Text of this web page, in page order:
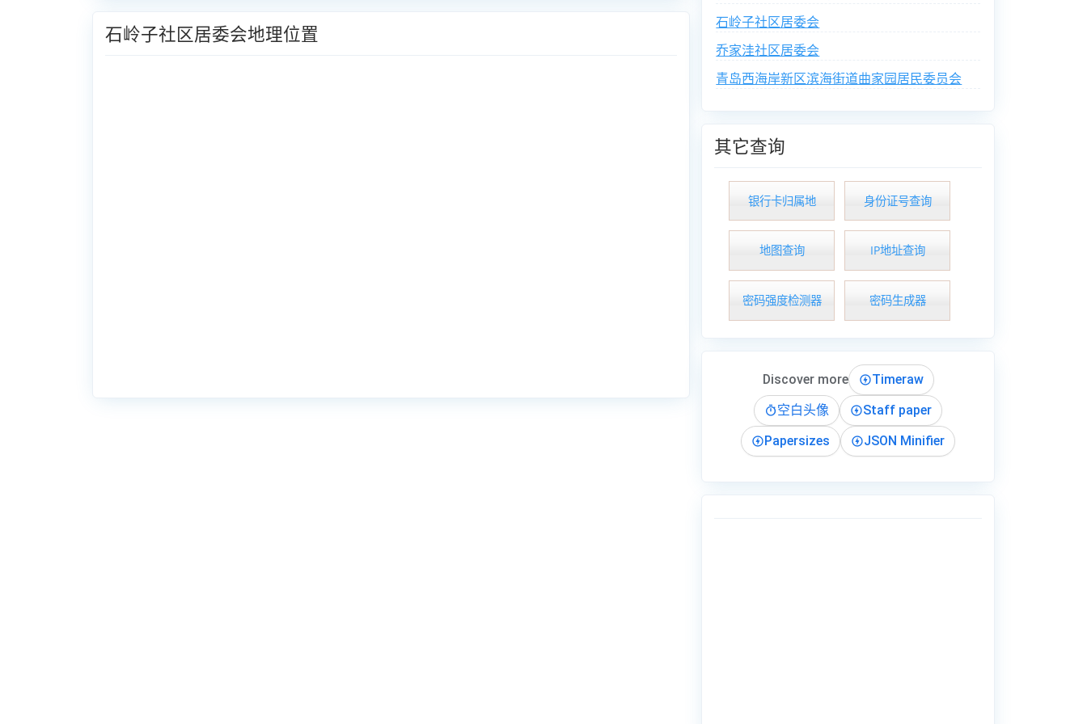
石岭子社区居委会地理位置
石岭子社区居委会
乔家洼社区居委会
青岛西海岸新区滨海街道曲家园居民委员会
其它查询
银行卡归属地 身份证号查询
地图查询 IP地址查询
密码强度检测器 密码生成器
Discover more
Timeraw
空白头像
Staff paper
Papersizes
JSON Minifier